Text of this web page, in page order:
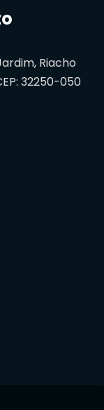
Riacho
32250-050